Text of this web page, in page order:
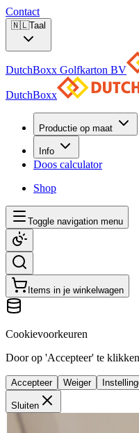
Contact
🇳🇱Taal
DutchBoxx Golfkarton BV
DutchBoxx
Productie op maat
Info
Doos calculator
Shop
Toggle navigation menu
Items in je winkelwagen
Cookievoorkeuren
Door op 'Accepteer' te
Accepteer Weiger
Sluiten